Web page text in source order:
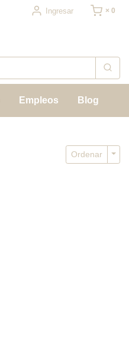
Ingresar × 0
Empleos Blog
Ordenar